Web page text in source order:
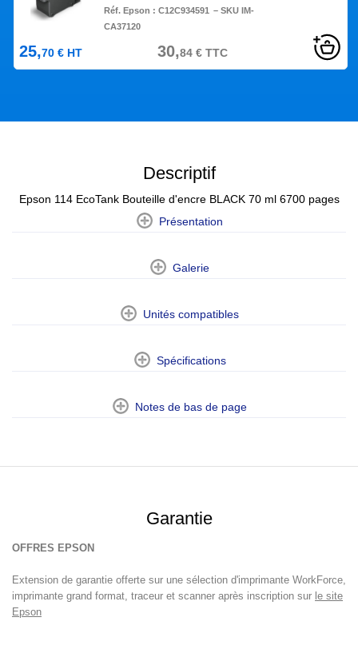
Réf. Epson :C12C934591 – SKU IM-
CA37120
25,70 € HT 30,84€TTC
Descriptif
Epson 114 EcoTank Bouteille d'encre BLACK 70 ml 6700 pages
Présentation
Galerie
Unités compatibles
Spécifications
Notes de bas de page
Garantie
OFFRES EPSON
Extension de garantie offerte sur une sélection d'imprimante WorkForce,
imprimante grand format, traceur et scanner après inscription sur le site
Epson